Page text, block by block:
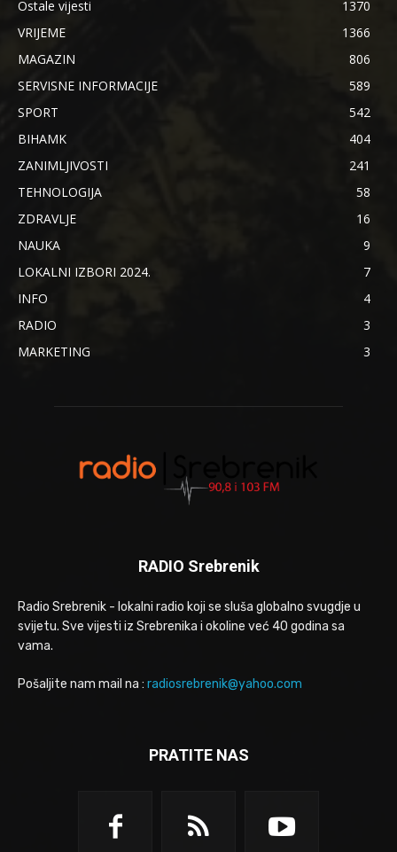
Ostale vijesti
1370
VRIJEME
1366
MAGAZIN
806
SERVISNE INFORMACIJE
589
SPORT
542
BIHAMK
404
ZANIMLJIVOSTI
241
TEHNOLOGIJA
58
ZDRAVLJE
16
NAUKA
9
LOKALNI IZBORI 2024.
7
INFO
4
RADIO
3
MARKETING
3
RADIO Srebrenik
Radio Srebrenik - lokalni radio koji se sluša globalno svugdje u
svijetu. Sve vijesti iz Srebrenika i okoline već 40 godina sa
vama.
Pošaljite nam mail na : radiosrebrenik@yahoo.com
PRATITE NAS